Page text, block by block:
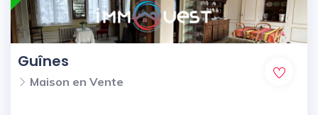
Guînes
Maison en Vente